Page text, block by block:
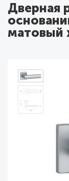
Дверная
матовый